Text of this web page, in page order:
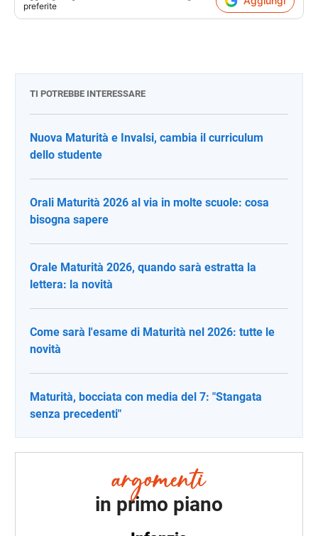
preferite
TI POTREBBE INTERESSARE
Nuova Maturità e Invalsi, cambia il curriculum
dello studente
Orali Maturità 2026 al via in molte scuole: cosa
bisogna sapere
Orale Maturità 2026, quando sarà estratta la
lettera: la novità
Come sarà l'esame di Maturità nel 2026: tutte le
novità
Maturità, bocciata con media del 7: "Stangata
senza precedenti"
in primo piano